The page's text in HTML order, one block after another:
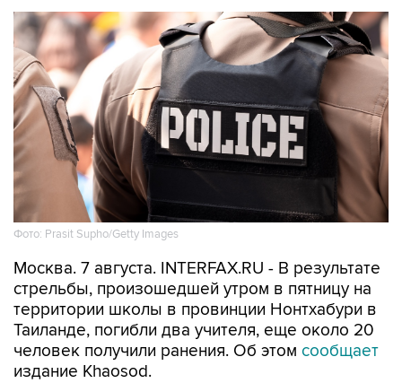
Фото: Prasit Supho/Getty Images
Москва. 7 августа. INTERFAX.RU - В результате
стрельбы, произошедшей утром в пятницу на
территории школы в провинции Нонтхабури в
Таиланде, погибли два учителя, еще около 20
человек получили ранения. Об этом сообщает
издание Khaosod.